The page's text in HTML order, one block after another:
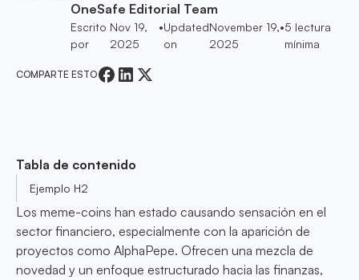
OneSafe Editorial Team
Escrito
por
Nov 19,
2025
•Updated
on
November 19,
2025
•5 lectura
mínima
COMPARTE ESTO
Tabla de contenido
Ejemplo H2
Los meme-coins han estado causando sensación en el
sector financiero, especialmente con la aparición de
proyectos como AlphaPepe. Ofrecen una mezcla de
novedad y un enfoque estructurado hacia las finanzas,